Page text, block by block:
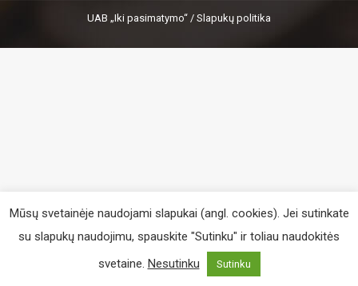
UAB „Iki pasimatymo“ / Slapukų politika
Mūsų svetainėje naudojami slapukai (angl. cookies). Jei sutinkate
su slapukų naudojimu, spauskite "Sutinku" ir toliau naudokitės
svetaine. Nesutinku Sutinku